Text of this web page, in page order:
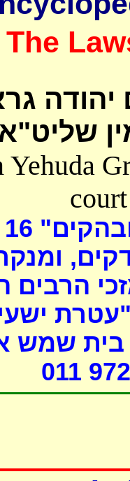
The
הרבים
שמש
011